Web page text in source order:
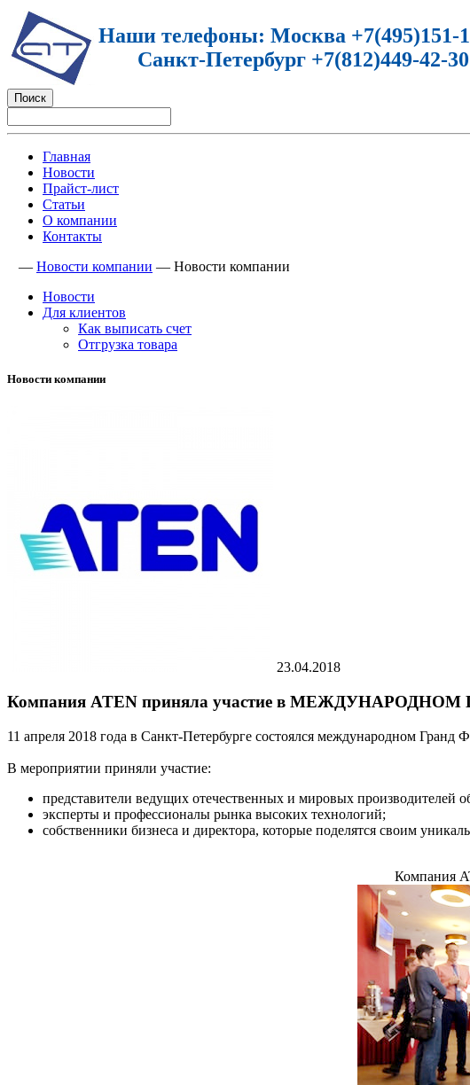
Наши телефоны: Москва +7(495)151-
Санкт-Петербург +7(812)449-42-30
Главная
Новости
Прайст-лист
Статьи
О компании
Контакты
— Новости компании — Новости компании
Новости
Для клиентов
Как выписать счет
Отгрузка товара
Новости компании
23.04.2018
Компания ATEN приняла участие в
11 апреля 2018 года в Санкт-Петербурге состоялся международном
В мероприятии приняли участие:
представители ведущих отечественных и мировых
эксперты и профессионалы рынка высоких технологий;
собственники бизнеса и директора, которые поделятся своим
Компания